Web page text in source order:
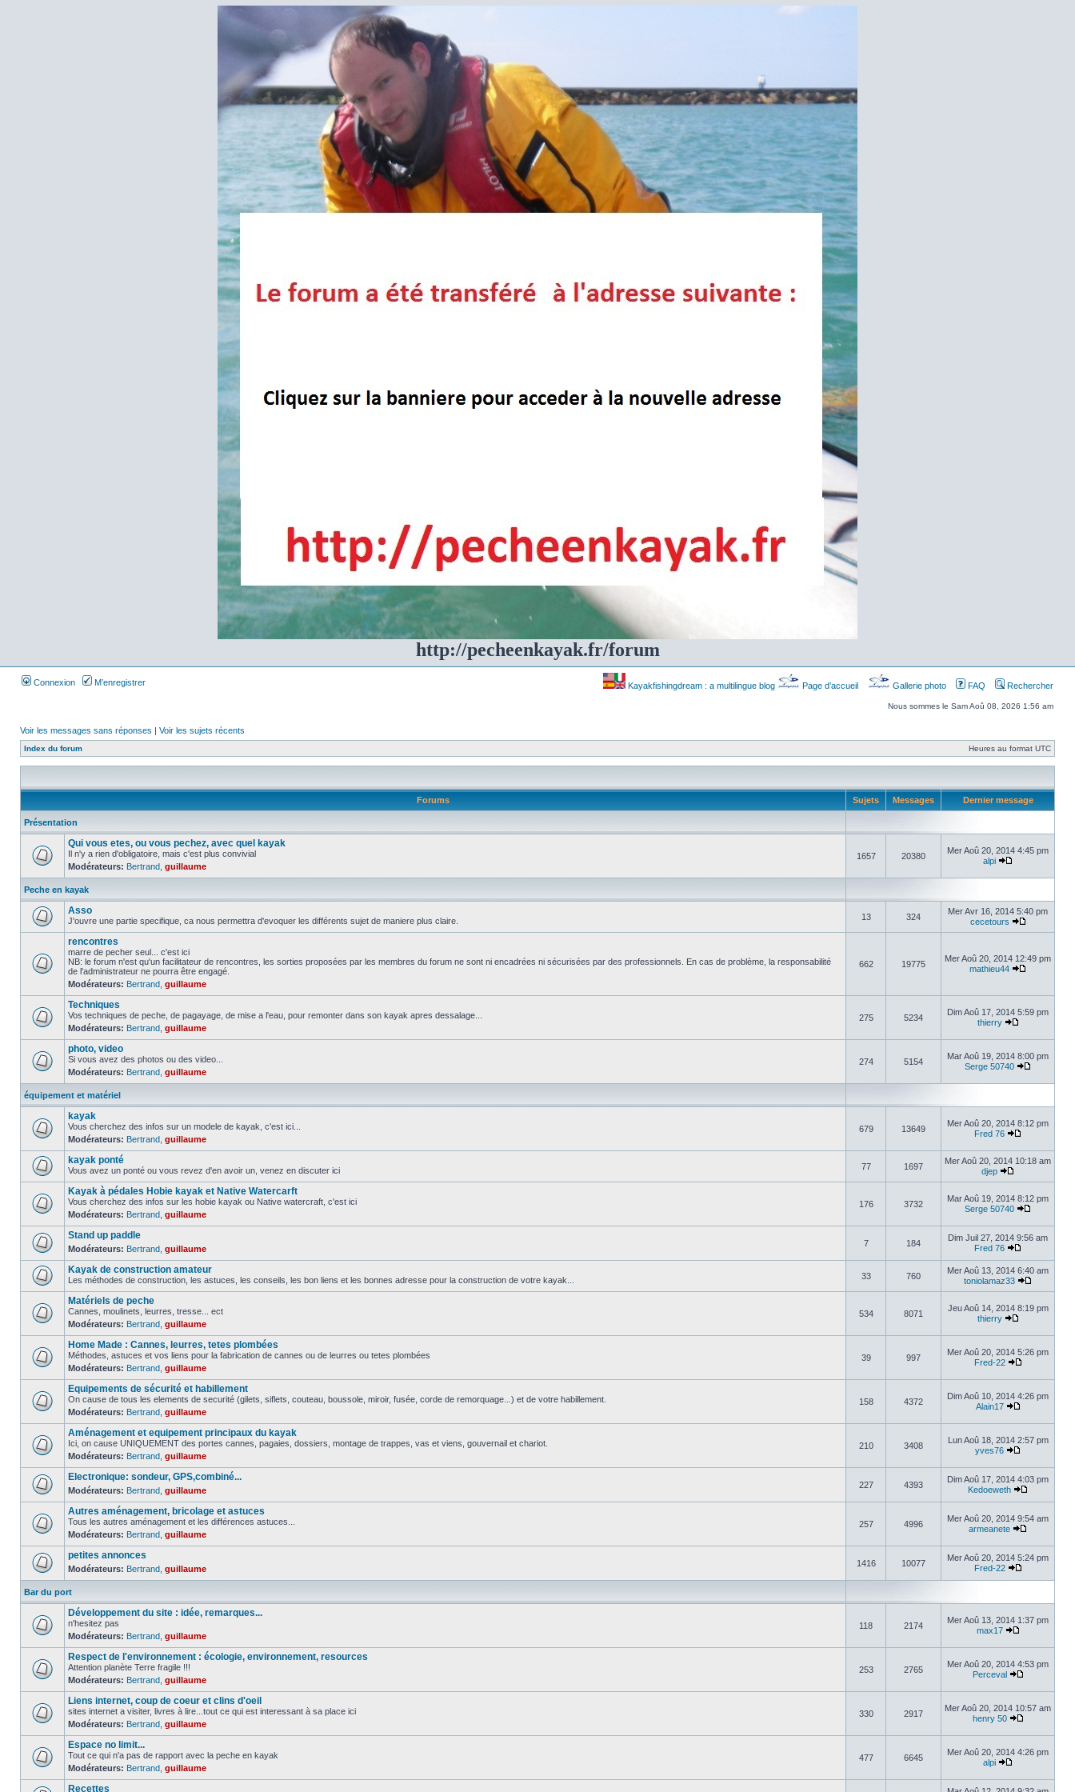
http://pecheenkayak.fr/forum
Connexion M’enregistrer Kayakfishingdream : a multilingue blog Page d’accueil Gallerie photo FAQ Rechercher
Nous sommes le Sam Aoû 08, 2026 1:56 am
Voir les messages sans réponses | Voir les sujets récents
Index du forum Heures au format UTC
Forums Sujets Messages Dernier message
Présentation
Qui vous etes, ou vous pechez, avec quel kayak
Il n'y a rien d'obligatoire, mais c'est plus convivial
Modérateurs: Bertrand guillaume
1657 20380
Mer Aoû 20, 2014 4:45 pm
alpi
Peche en kayak
Asso
J'ouvre une partie specifique, ca nous permettra d'evoquer les différents sujet de maniere plus claire. 13 324
Mer Avr 16, 2014 5:40 pm
cecetours
rencontres
marre de pecher seul... c'est ici
NB: le forum n'est qu'un facilitateur de rencontres, les sorties proposées par les membres du forum ne sont ni encadrées ni sécurisées par des professionnels. En cas de problème, la responsabilité
de l'administrateur ne pourra être engagé.
Modérateurs: Bertrand guillaume
662 19775
Mer Aoû 20, 2014 12:49 pm
mathieu44
Techniques
Vos techniques de peche, de pagayage, de mise a l'eau, pour remonter dans son kayak apres dessalage...
Modérateurs: Bertrand guillaume
275 5234
Dim Aoû 17, 2014 5:59 pm
thierry
photo, video
Si vous avez des photos ou des video...
Modérateurs: Bertrand guillaume
274 5154
Mar Aoû 19, 2014 8:00 pm
Serge 50740
équipement et matériel
kayak
Vous cherchez des infos sur un modele de kayak, c'est ici...
Modérateurs: Bertrand guillaume
679 13649
Mer Aoû 20, 2014 8:12 pm
Fred 76
kayak ponté
Vous avez un ponté ou vous revez d'en avoir un, venez en discuter ici 77 1697
Mer Aoû 20, 2014 10:18 am
djep
Kayak à pédales Hobie kayak et Native Watercarft
Vous cherchez des infos sur les hobie kayak ou Native watercraft, c'est ici
Modérateurs: Bertrand guillaume
176 3732
Mar Aoû 19, 2014 8:12 pm
Serge 50740
Stand up paddle
Modérateurs: Bertrand guillaume
7 184
Dim Juil 27, 2014 9:56 am
Fred 76
Kayak de construction amateur
Les méthodes de construction, les astuces, les conseils, les bon liens et les bonnes adresse pour la construction de votre kayak... 33 760
Mer Aoû 13, 2014 6:40 am
toniolamaz33
Matériels de peche
Cannes, moulinets, leurres, tresse... ect
Modérateurs: Bertrand guillaume
534 8071
Jeu Aoû 14, 2014 8:19 pm
thierry
Home Made : Cannes, leurres, tetes plombées
Méthodes, astuces et vos liens pour la fabrication de cannes ou de leurres ou tetes plombées
Modérateurs: Bertrand guillaume
39 997
Mer Aoû 20, 2014 5:26 pm
Fred-22
Equipements de sécurité et habillement
On cause de tous les elements de securité (gilets, siflets, couteau, boussole, miroir, fusée, corde de remorquage...) et de votre habillement.
Modérateurs: Bertrand guillaume
158 4372
Dim Aoû 10, 2014 4:26 pm
Alain17
Aménagement et equipement principaux du kayak
Ici, on cause UNIQUEMENT des portes cannes, pagaies, dossiers, montage de trappes, vas et viens, gouvernail et chariot.
Modérateurs: Bertrand guillaume
210 3408
Lun Aoû 18, 2014 2:57 pm
yves76
Electronique: sondeur, GPS,combiné...
Modérateurs: Bertrand guillaume
227 4393
Dim Aoû 17, 2014 4:03 pm
Kedoeweth
Autres aménagement, bricolage et astuces
Tous les autres aménagement et les différences astuces...
Modérateurs: Bertrand guillaume
257 4996
Mer Aoû 20, 2014 9:54 am
armeanete
petites annonces
Modérateurs: Bertrand guillaume
1416 10077
Mer Aoû 20, 2014 5:24 pm
Fred-22
Bar du port
Développement du site : idée, remarques...
n'hesitez pas
Modérateurs: Bertrand guillaume
118 2174
Mer Aoû 13, 2014 1:37 pm
max17
Respect de l'environnement : écologie, environnement, resources
Attention planète Terre fragile !!!
Modérateurs: Bertrand guillaume
253 2765
Mer Aoû 20, 2014 4:53 pm
Perceval
Liens internet, coup de coeur et clins d'oeil
sites internet a visiter, livres à lire...tout ce qui est interessant à sa place ici
Modérateurs: Bertrand guillaume
330 2917
Mer Aoû 20, 2014 10:57 am
henry 50
Espace no limit...
Tout ce qui n'a pas de rapport avec la peche en kayak
Modérateurs: Bertrand guillaume
477 6645
Mer Aoû 20, 2014 4:26 pm
alpi
Recettes